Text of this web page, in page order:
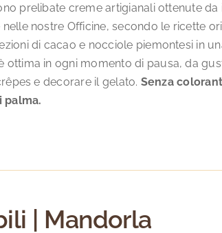
prelibate creme artigianali ottenute
nostre Officine, secondo le ricette
di cacao e nocciole piemontesi in
ottima in ogni momento di pausa, da
e decorare il gelato. Senza
palma.
| Mandorla